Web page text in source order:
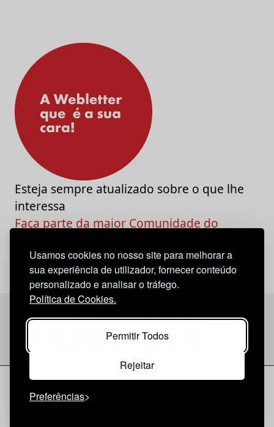
Usamos cookies no nosso site para melhorar a
sua experiência de utilizador, fornecer conteúdo
personalizado e analisar o tráfego.
Política de Cookies.
Permitir Todos
Rejeitar
Preferências
Esteja sempre atualizado sobre o que lhe
interessa
Faça parte da maior Comunidade do
Política de Cookies